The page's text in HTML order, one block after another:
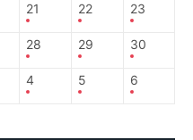
21 22 23
28 29 30
4 5 6